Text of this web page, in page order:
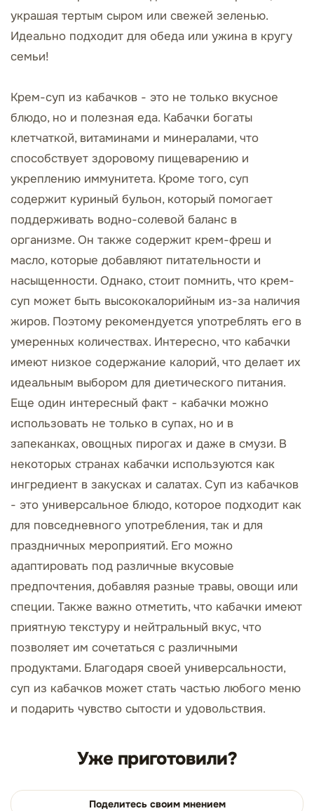
украшая тертым сыром или свежей зеленью.
Идеально подходит для обеда или ужина в кругу
семьи!
Крем-суп из кабачков - это не только вкусное
блюдо, но и полезная еда. Кабачки богаты
клетчаткой, витаминами и минералами, что
способствует здоровому пищеварению и
укреплению иммунитета. Кроме того, суп
содержит куриный бульон, который помогает
поддерживать водно-солевой баланс в
организме. Он также содержит крем-фреш и
масло, которые добавляют питательности и
насыщенности. Однако, стоит помнить, что крем-
суп может быть высококалорийным из-за наличия
жиров. Поэтому рекомендуется употреблять его в
умеренных количествах. Интересно, что кабачки
имеют низкое содержание калорий, что делает их
идеальным выбором для диетического питания.
Еще один интересный факт - кабачки можно
использовать не только в супах, но и в
запеканках, овощных пирогах и даже в смузи. В
некоторых странах кабачки используются как
ингредиент в закусках и салатах. Суп из кабачков
- это универсальное блюдо, которое подходит как
для повседневного употребления, так и для
праздничных мероприятий. Его можно
адаптировать под различные вкусовые
предпочтения, добавляя разные травы, овощи или
специи. Также важно отметить, что кабачки имеют
приятную текстуру и нейтральный вкус, что
позволяет им сочетаться с различными
продуктами. Благодаря своей универсальности,
суп из кабачков может стать частью любого меню
и подарить чувство сытости и удовольствия.
Уже приготовили?
Поделитесь своим мнением